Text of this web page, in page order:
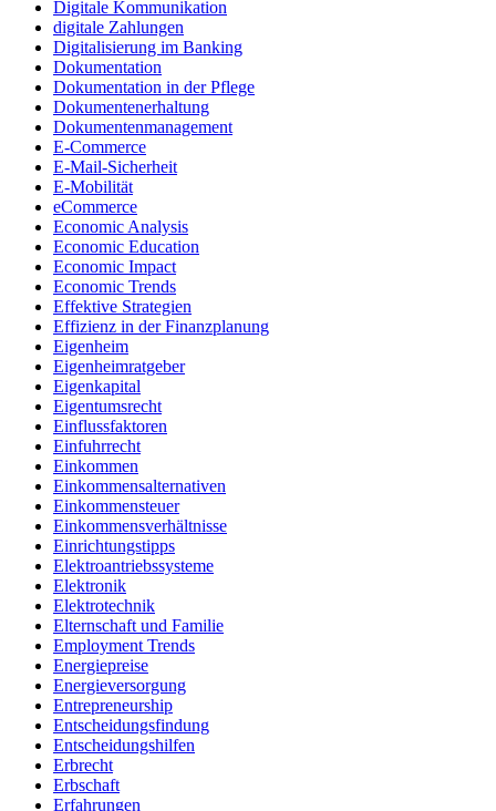
Digitale Kommunikation
digitale Zahlungen
Digitalisierung im Banking
Dokumentation
Dokumentation in der Pflege
Dokumentenerhaltung
Dokumentenmanagement
E-Commerce
E-Mail-Sicherheit
E-Mobilität
eCommerce
Economic Analysis
Economic Education
Economic Impact
Economic Trends
Effektive Strategien
Effizienz in der Finanzplanung
Eigenheim
Eigenheimratgeber
Eigenkapital
Eigentumsrecht
Einflussfaktoren
Einfuhrrecht
Einkommen
Einkommensalternativen
Einkommensteuer
Einkommensverhältnisse
Einrichtungstipps
Elektroantriebssysteme
Elektronik
Elektrotechnik
Elternschaft und Familie
Employment Trends
Energiepreise
Energieversorgung
Entrepreneurship
Entscheidungsfindung
Entscheidungshilfen
Erbrecht
Erbschaft
Erfahrungen